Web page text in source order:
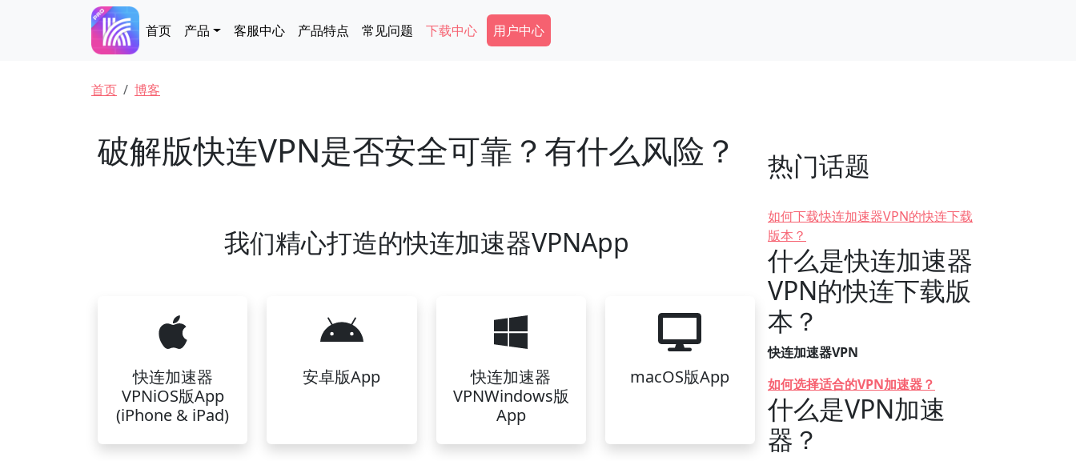
Main navigation
首页 产品 客服中心 产品特点 常见问题 下载中心 Secondary Menu
用户中心
面包屑
首页 博客
破解版快连VPN是否安全可靠？有什么风险？
我们精心打造的快连加速器VPNApp
快连加速器
VPNiOS版App
(iPhone & iPad)
安卓版App
快连加速器
VPNWindows版
App
macOS版App
热门话题
如何下载快连加速器VPN的快连下载
版本？
什么是快连加速器
VPN的快连下载版
本？
快连加速器VPN
如何选择适合的VPN加速器？
什么是VPN加速
器？